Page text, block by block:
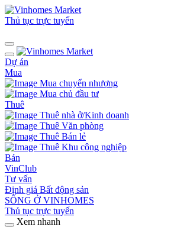
Thủ tục trực tuyến
Dự án
Mua
Mua chuyển nhượng
Mua chủ đầu tư
Thuê
Thuê nhà ở/Kinh doanh
Thuê Văn phòng
Thuê Bán lẻ
Thuê Khu công nghiệp
Bán
VinClub
Tư vấn
Định giá Bất động sản
SỐNG Ở VINHOMES
Thủ tục trực tuyến
Xem nhanh